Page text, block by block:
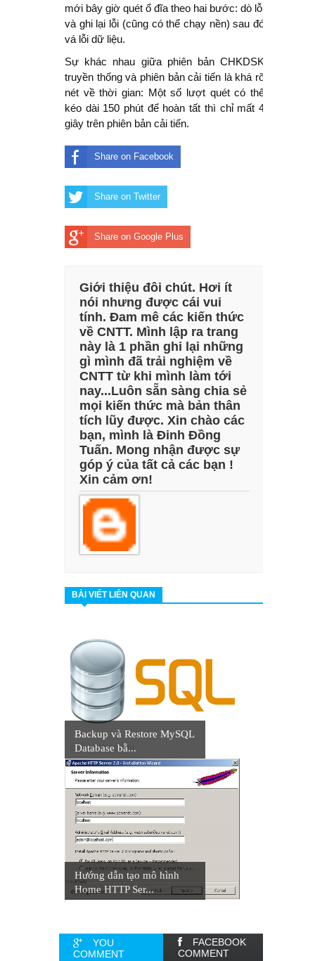
mới bây giờ quét ổ đĩa theo hai bước: dò lỗi
và ghi lại lỗi (cũng có thể chạy nền) sau đó
vá lỗi dữ liệu.
Sự khác nhau giữa phiên bản CHKDSK
truyền thống và phiên bản cải tiến là khá rõ
nét về thời gian: Một số lượt quét có thể
kéo dài 150 phút để hoàn tất thì chỉ mất 4
giây trên phiên bản cải tiến.
Share on Facebook
Share on Twitter
Share on Google Plus
Giới thiệu đôi chút. Hơi ít
nói nhưng được cái vui
tính. Đam mê các kiến thức
về CNTT. Mình lập ra trang
này là 1 phần ghi lại những
gì mình đã trải nghiệm về
CNTT từ khi mình làm tới
nay...Luôn sẵn sàng chia sẻ
mọi kiến thức mà bản thân
tích lũy được. Xin chào các
bạn, mình là Đinh Đồng
Tuấn. Mong nhận được sự
góp ý của tất cả các bạn !
Xin cảm ơn!
BÀI VIẾT LIÊN QUAN
Backup và Restore MySQL
Database bằ...
Hướng dẫn tạo mô hình
Home HTTP Ser...
YOU
COMMENT
FACEBOOK
COMMENT